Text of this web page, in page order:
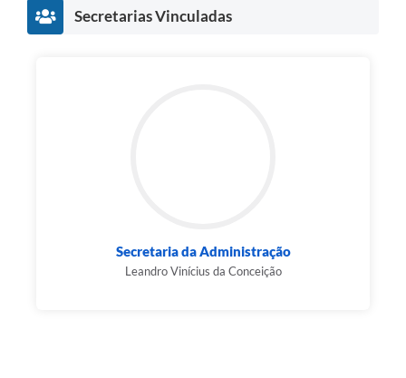
Secretarias Vinculadas
Secretaria da Administração
Leandro Vinícius da Conceição